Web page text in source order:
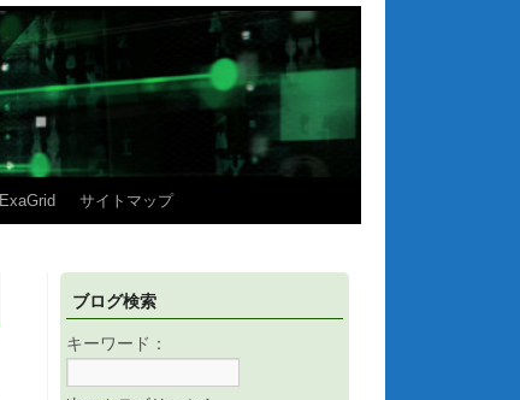
ExaGrid サイトマップ
ブログ検索
キーワード：